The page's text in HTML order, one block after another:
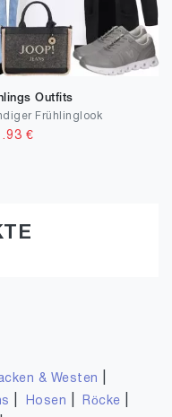
Outfits
Frühlinglook
€
& Westen
Hosen Röcke